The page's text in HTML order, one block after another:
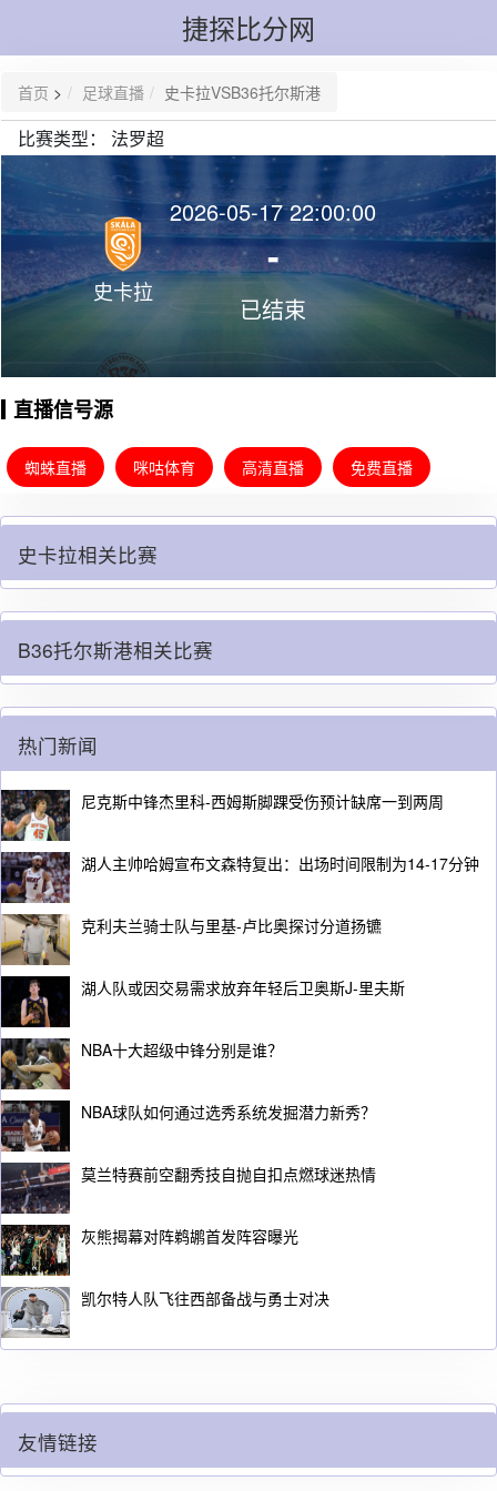
捷探比分网
首页 > 足球直播 史卡拉VSB36托尔斯港
比赛类型： 法罗超
史卡拉
2026-05-17 22:00:00
-
已结束
B36托尔
斯港
直播信号源
蜘蛛直播 咪咕体育 高清直播 免费直播
史卡拉相关比赛
B36托尔斯港相关比赛
热门新闻
尼克斯中锋杰里科-西姆斯脚踝受伤预计缺席一到两周
湖人主帅哈姆宣布文森特复出：出场时间限制为14-17分钟
克利夫兰骑士队与里基-卢比奥探讨分道扬镳
湖人队或因交易需求放弃年轻后卫奥斯J-里夫斯
NBA十大超级中锋分别是谁？
NBA球队如何通过选秀系统发掘潜力新秀？
莫兰特赛前空翻秀技自抛自扣点燃球迷热情
灰熊揭幕对阵鹈鹕首发阵容曝光
凯尔特人队飞往西部备战与勇士对决
友情链接